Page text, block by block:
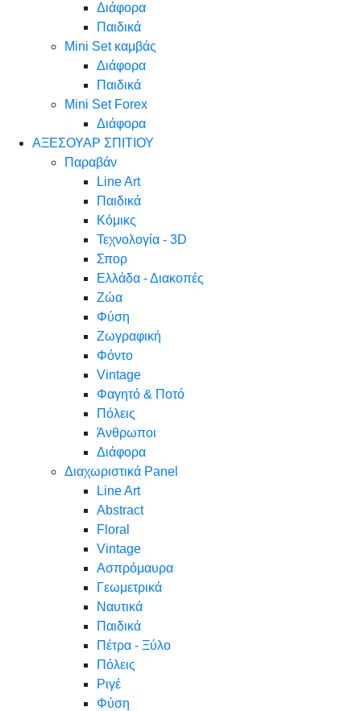
Διάφορα
Παιδικά
Mini Set καμβάς
Διάφορα
Παιδικά
Mini Set Forex
Διάφορα
ΑΞΕΣΟΥΑΡ ΣΠΙΤΙΟΥ
Παραβάν
Line Art
Παιδικά
Κόμικς
Τεχνολογία - 3D
Σπορ
Ελλάδα - Διακοπές
Ζώα
Φύση
Ζωγραφική
Φόντο
Vintage
Φαγητό & Ποτό
Πόλεις
Άνθρωποι
Διάφορα
Διαχωριστικά Panel
Line Art
Abstract
Floral
Vintage
Ασπρόμαυρα
Γεωμετρικά
Ναυτικά
Παιδικά
Πέτρα - Ξύλο
Πόλεις
Ριγέ
Φύση